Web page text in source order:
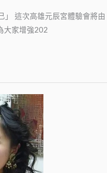
」 這次高雄元辰宮體驗會將由
大家增強202